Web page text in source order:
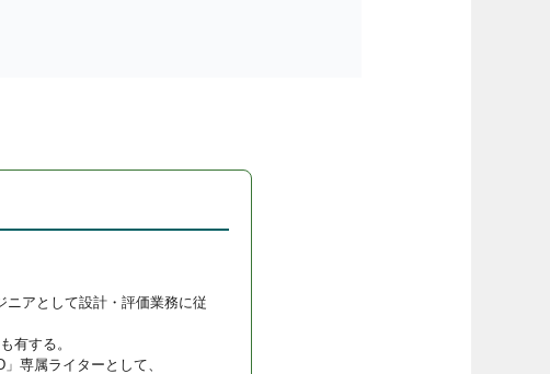
ニアとして設計・評価業務に従
有する。
専属ライターとして、